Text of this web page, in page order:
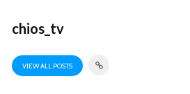
chios_tv
VIEW ALL POSTS